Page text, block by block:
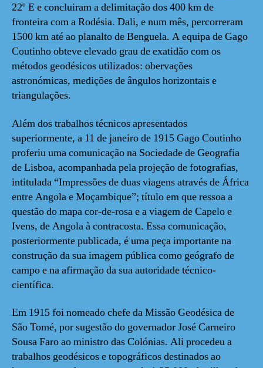
22º E e concluiram a delimitação dos 400 km de
fronteira com a Rodésia. Dali, e num mês, percorreram
1500 km até ao planalto de Benguela. A equipa de Gago
Coutinho obteve elevado grau de exatidão com os
métodos geodésicos utilizados: obervações
astronómicas, medições de ângulos horizontais e
triangulações.
Além dos trabalhos técnicos apresentados
superiormente, a 11 de janeiro de 1915 Gago Coutinho
proferiu uma comunicação na Sociedade de Geografia
de Lisboa, acompanhada pela projeção de fotografias,
intitulada “Impressões de duas viagens através de África
entre Angola e Moçambique”; título em que ressoa a
questão do mapa cor-de-rosa e a viagem de Capelo e
Ivens, de Angola à contracosta. Essa comunicação,
posteriormente publicada, é uma peça importante na
construção da sua imagem pública como geógrafo de
campo e na afirmação da sua autoridade técnico-
científica.
Em 1915 foi nomeado chefe da Missão Geodésica de
São Tomé, por sugestão do governador José Carneiro
Sousa Faro ao ministro das Colónias. Ali procedeu a
trabalhos geodésicos e topográficos destinados ao